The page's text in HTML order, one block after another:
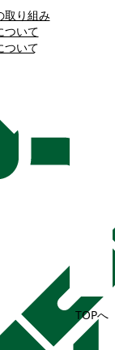
TOPへ
取り組み
ついて
ついて